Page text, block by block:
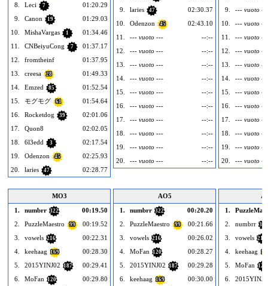
8.
Leci 7
01:20.29
9.
Canon 19
01:29.03
10.
MishaVargas 1
01:34.46
11.
CNBeiyuCong 7
01:37.17
12.
fromtheinf
01:37.95
13.
creesa 28
01:49.33
14.
Emzed 85
01:52.54
15.
モグモグ 61
01:54.64
16.
Rocketdog 39
02:01.06
17.
Quon8
02:02.05
18.
6l3edd 3
02:17.54
19.
Odenzon 45
02:25.93
20.
laries 47 02:28.77
9.
laries 47
02:30.37
10.
Odenzon 45
02:43.10
11.
--- vuoto ---
--:--
12.
--- vuoto ---
--:--
13.
--- vuoto ---
--:--
14.
--- vuoto ---
--:--
15.
--- vuoto ---
--:--
16.
--- vuoto ---
--:--
17.
--- vuoto ---
--:--
18.
--- vuoto ---
--:--
19.
--- vuoto ---
--:--
20.
--- vuoto --- --:--
9.
--- vuoto ---
10.
--- vuoto ---
11.
--- vuoto ---
12.
--- vuoto ---
13.
--- vuoto ---
14.
--- vuoto ---
15.
--- vuoto ---
16.
--- vuoto ---
17.
--- vuoto ---
18.
--- vuoto ---
19.
--- vuoto ---
20.
--- vuoto ---
MO3
1.
numbrr 322
00:19.50
2.
PuzzleMaestro 99
00:19.52
3.
vowels 216
00:22.31
4.
keehaag 169
00:28.30
5.
2015YINJ02 187
00:29.41
6.
MoFan 120
00:29.80
AO5
1.
numbrr 322
00:20.20
2.
PuzzleMaestro 99
00:21.66
3.
vowels 216
00:26.02
4.
MoFan 120
00:28.27
5.
2015YINJ02 187
00:29.28
6.
keehaag 169
00:30.00
1.
2.
numbrr 322
3. vowels 216
4. keehaag
5. MoFan 120
6.